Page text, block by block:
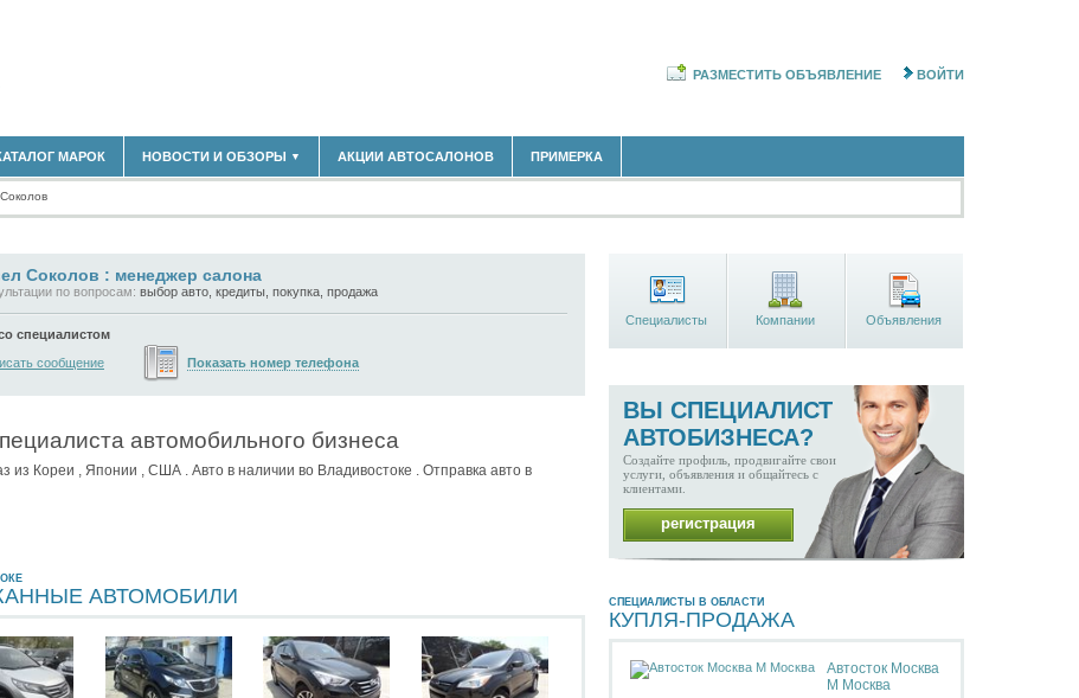
РАЗМЕСТИТЬ ОБЪЯВЛЕНИЕ ВОЙТИ
МАРОК НОВОСТИ И ОБЗОРЫ ▼
МАТЕРИАЛЫ ПАРТНЕРОВ
ВЫСТАВКИ И АВТОСАЛОНЫ
АКЦИИ АВТОСАЛОНОВ ПРИМЕРКА
Соколов : менеджер салона
по вопросам: выбор авто, кредиты, покупка, продажа
специалистом
сообщение
Показать номер телефона
автомобильного бизнеса
из Кореи , Японии , США . Авто в наличии во Владивостоке . Отправка авто в
АВТОМОБИЛИ
Специалисты Компании Объявления
ВЫ СПЕЦИАЛИСТ
АВТОБИЗНЕСА?
Создайте профиль, продвигайте свои
услуги, объявления и общайтесь с
клиентами.
регистрация
СПЕЦИАЛИСТЫ В ОБЛАСТИ
КУПЛЯ-ПРОДАЖА
Автосток Москва
М Москва